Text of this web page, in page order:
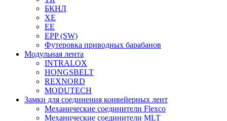
БКНЛ
XE
EE
EPP (SW)
Футеровка приводных барабанов
Модульная лента
INTRALOX
HONGSBELT
REXNORD
MODUTECH
Замки для соединения конвейерных лент
Механические соединители Flexco
Механические соединители MLT